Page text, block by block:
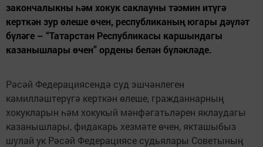
закончалыкны һәм хокук саклауны тәэмин итүгә
керткән зур өлеше өчен, республиканың югары дәүләт
бүләге – “Татарстан Республикасы каршындагы
казанышлары өчен” ордены белән бүләкләде.
Рәсәй Федерациясендә суд эшчәнлеген
камилләштерүгә керткән өлеше, гражданнарның
хокукларын һәм хокукый мәнфәгатьләрен яклаудагы
казанышлары, фидакарь хезмәте өчен, якташыбыз
шулай ук Рәсәй Федерациясе судьялары Советының